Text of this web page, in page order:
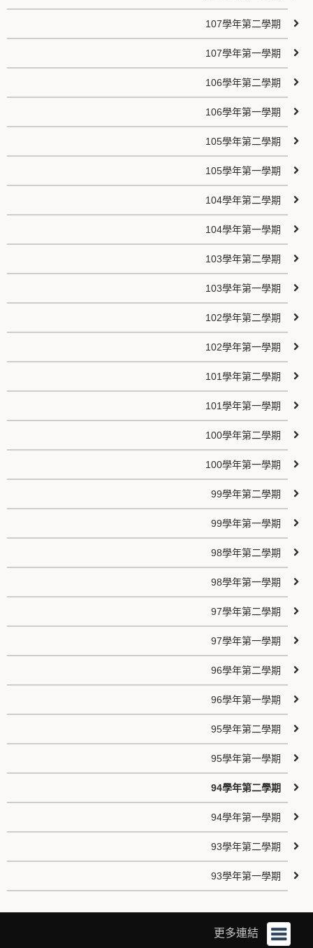
107學年第二學期
107學年第一學期
106學年第二學期
106學年第一學期
105學年第二學期
105學年第一學期
104學年第二學期
104學年第一學期
103學年第二學期
103學年第一學期
102學年第二學期
102學年第一學期
101學年第二學期
101學年第一學期
100學年第二學期
100學年第一學期
99學年第二學期
99學年第一學期
98學年第二學期
98學年第一學期
97學年第二學期
97學年第一學期
96學年第二學期
96學年第一學期
95學年第二學期
95學年第一學期
94學年第二學期
94學年第一學期
93學年第二學期
93學年第一學期
更多連結